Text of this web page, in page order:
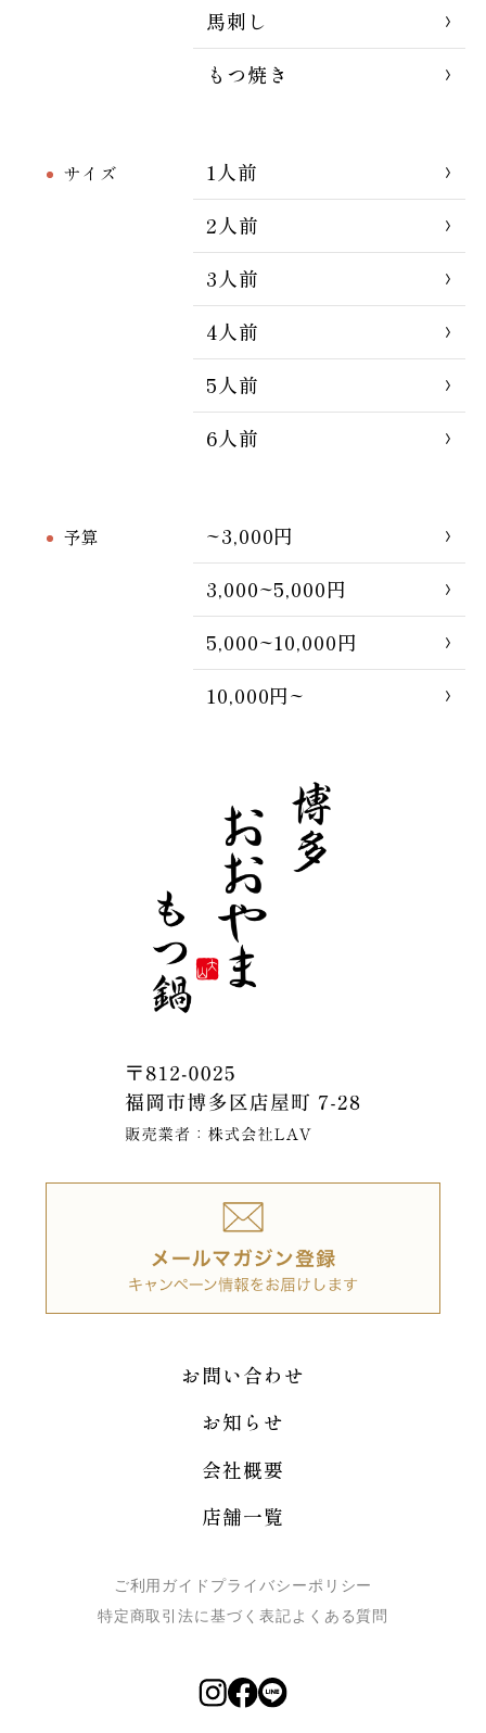
馬刺し
もつ焼き
サイズ
1人前
2人前
3人前
4人前
5人前
6人前
予算
~3,000円
3,000~5,000円
5,000~10,000円
10,000円~
お問い合わせ
お知らせ
会社概要
店舗一覧
ご利用ガイド プライバシーポリシー
特定商取引法に基づく表記よくある質問